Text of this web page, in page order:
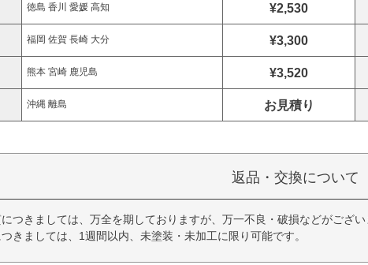
徳島 香川 愛媛 高知 ¥2,530
福岡 佐賀 長崎 大分 ¥3,300
熊本 宮崎 鹿児島 ¥3,520
沖縄 離島 お見積り
返品・交換について
つきましては、万全を期しておりますが、万一不良・破損などがござ
きましては、1週間以内、未塗装・未加工に限り可能です。